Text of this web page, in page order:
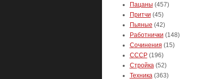
Пацаны (457)
Притчи (45)
Пьяные (42)
Работнички (148)
Сочинения (15)
СССР(196)
Стройка(52)
Техника(363)